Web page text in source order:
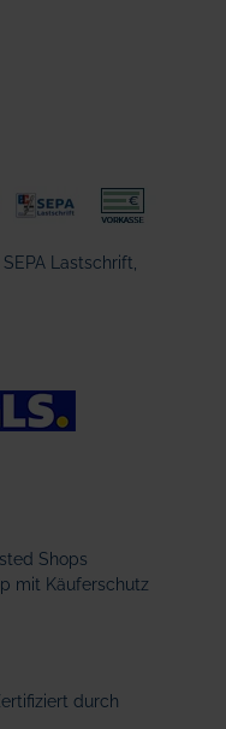
Lastschrift,
Shops
mit Käuferschutz
durch